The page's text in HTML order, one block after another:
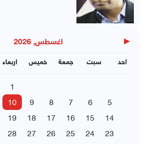
◀ اغسطس, 2026
اربعاء خميس جمعة سبت احد
1
5
6
7
8
9
10
14
15
16
17
18
19
23
24
25
26
27
28